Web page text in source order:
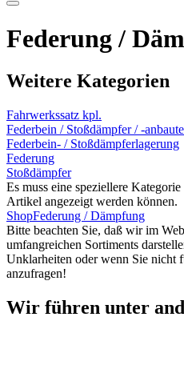
Federung /
Weitere Kategorien
Fahrwerkssatz kpl.
Federbein / Stoßdämpfer / -
Federbein- / Stoßdämpferlagerung
Federung
Stoßdämpfer
Es muss eine speziellere
Artikel angezeigt werden können.
ShopFederung / Dämpfung
Bitte beachten Sie, daß wir im
umfangreichen Sortiments
Unklarheiten oder wenn Sie nicht
anzufragen!
Wir führen unter